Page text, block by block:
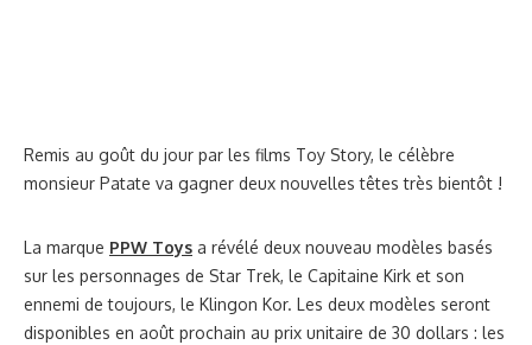
Remis au goût du jour par les films Toy Story, le célèbre
monsieur Patate va gagner deux nouvelles têtes très bientôt !
La marque PPW Toys a révélé deux nouveau modèles basés
sur les personnages de Star Trek, le Capitaine Kirk et son
ennemi de toujours, le Klingon Kor. Les deux modèles seront
disponibles en août prochain au prix unitaire de 30 dollars : les